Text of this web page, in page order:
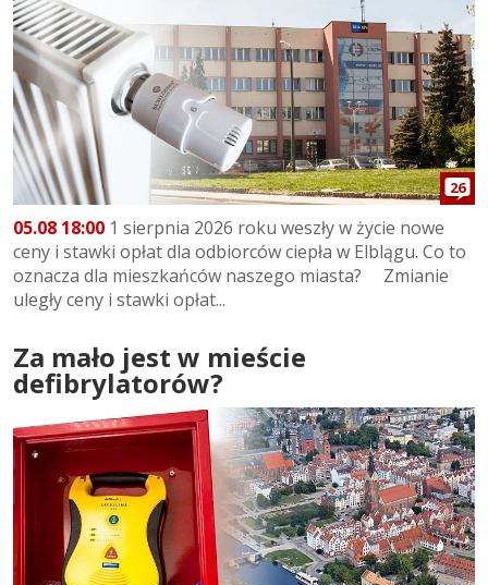
26
05.08 18:00 1 sierpnia 2026 roku weszły w życie nowe
ceny i stawki opłat dla odbiorców ciepła w Elblągu. Co to
oznacza dla mieszkańców naszego miasta? Zmianie
uległy ceny i stawki opłat...
Za mało jest w mieście
defibrylatorów?